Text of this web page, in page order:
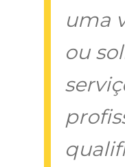
uma
ou